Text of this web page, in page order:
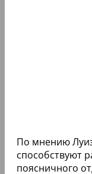
По мнению
способствуют
поясничного